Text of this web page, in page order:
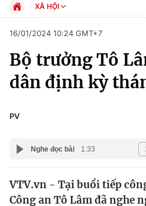
Chuyên mục
Chính trị
Y tế
XÃ HỘI
Xã hội
Pháp luật
Thể thao
Đời sống
Giáo dục
16/01/2024 10:24 GMT+7
Bộ trưởng Tô
dân định kỳ
PV
Nghe đọc bài 1:33
VTV.vn - Tại buổi tiếp
Công an Tô Lâm đã nghe